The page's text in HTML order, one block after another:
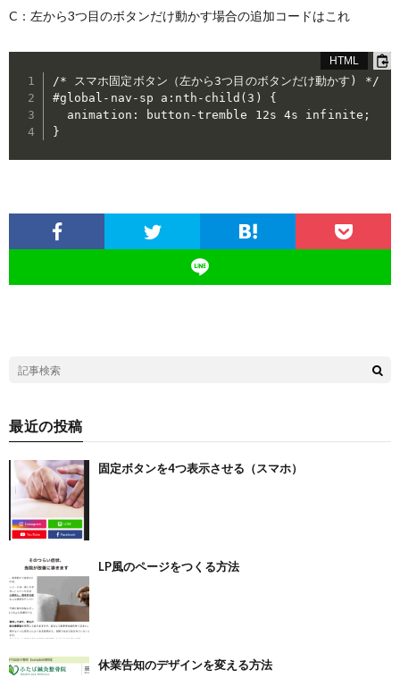
C：左から3つ目のボタンだけ動かす場合の追加コードはこれ
/* スマホ固定ボタン（左から3つ目のボタンだけ動かす) */
#global-nav-sp a:nth-child(3) {
  animation: button-tremble 12s 4s infinite;
}
最近の投稿
固定ボタンを4つ表示させる（スマホ）
LP風のページをつくる方法
休業告知のデザインを変える方法